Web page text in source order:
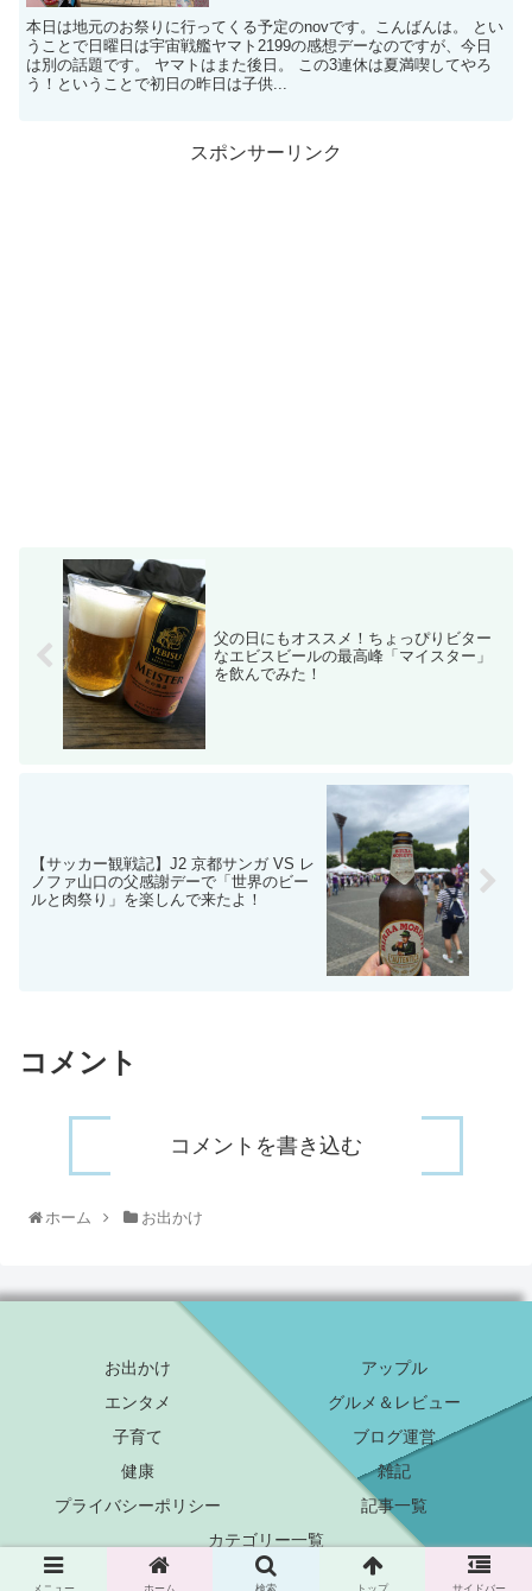
本日は地元のお祭りに行ってくる予定のnovです。こんばんは。 とい
うことで日曜日は宇宙戦艦ヤマト2199の感想デーなのですが、今日
は別の話題です。 ヤマトはまた後日。 この3連休は夏満喫してやろ
う！ということで初日の昨日は子供...
スポンサーリンク
父の日にもオススメ！ちょっぴりビター
なエビスビールの最高峰「マイスター」
を飲んでみた！
【サッカー観戦記】J2 京都サンガ VS レ
ノファ山口の父感謝デーで「世界のビー
ルと肉祭り」を楽しんで来たよ！
コメント
コメントを書き込む
ホーム お出かけ
お出かけ
アップル
エンタメ
グルメ＆レビュー
子育て
ブログ運営
健康
雑記
プライバシーポリシー
記事一覧
カテゴリー一覧
Copyright © 2013-2026 イログラフ All Rights Reserved.
メニュー ホーム 検索 トップ サイドバー